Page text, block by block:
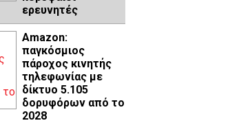
ερευνητές
Amazon:
παγκόσμιος
πάροχος κινητής
τηλεφωνίας με
δίκτυο 5.105
δορυφόρων από το
2028